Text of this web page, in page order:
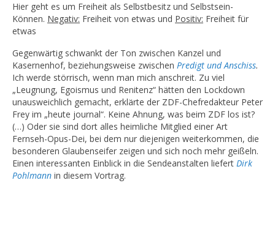
Hier geht es um Freiheit als Selbstbesitz und Selbstsein-
Können. Negativ: Freiheit von etwas und Positiv: Freiheit für
etwas
Gegenwärtig schwankt der Ton zwischen Kanzel und
Kasernenhof, beziehungsweise zwischen Predigt und Anschiss.
Ich werde störrisch, wenn man mich anschreit. Zu viel
„Leugnung, Egoismus und Renitenz“ hätten den Lockdown
unausweichlich gemacht, erklärte der ZDF-Chefredakteur Peter
Frey im „heute journal“. Keine Ahnung, was beim ZDF los ist?
(…) Oder sie sind dort alles heimliche Mitglied einer Art
Fernseh-Opus-Dei, bei dem nur diejenigen weiterkommen, die
besonderen Glaubenseifer zeigen und sich noch mehr geißeln.
Einen interessanten Einblick in die Sendeanstalten liefert Dirk
Pohlmann in diesem Vortrag.